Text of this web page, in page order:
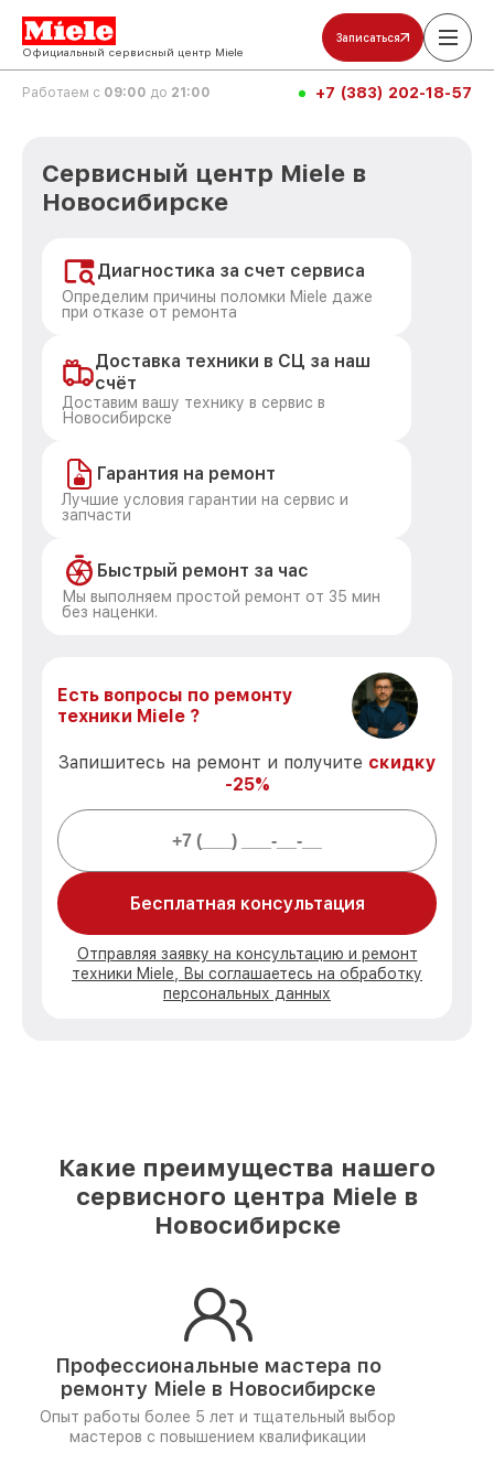
Официальный сервисный центр Miele
Записаться
Работаем с 09:00 до 21:00 +7 (383) 202-18-57
Сервисный центр Miele в
Новосибирске
Диагностика за счет сервиса
Определим причины поломки Miele даже
при отказе от ремонта
Доставка техники в СЦ за наш
счёт
Доставим вашу технику в сервис в
Новосибирске
Гарантия на ремонт
Лучшие условия гарантии на сервис и
запчасти
Быстрый ремонт за час
Мы выполняем простой ремонт от 35 мин
без наценки.
Есть вопросы по ремонту
техники Miele ?
Запишитесь на ремонт и получите скидку
-25%
Бесплатная консультация
Отправляя заявку на консультацию и ремонт
техники Miele, Вы соглашаетесь на обработку
персональных данных
Какие преимущества нашего
сервисного центра Miele в
Новосибирске
Профессиональные мастера по
ремонту Miele в Новосибирске
Опыт работы более 5 лет и тщательный выбор
мастеров с повышением квалификации